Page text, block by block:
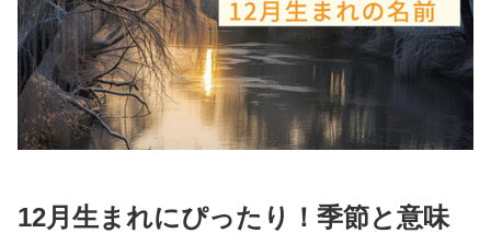
12月生まれにぴったり！季節と意味